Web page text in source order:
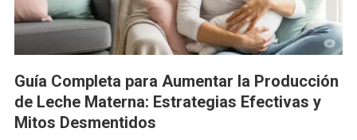
Guía Completa para Aumentar la Producción
de Leche Materna: Estrategias Efectivas y
Mitos Desmentidos